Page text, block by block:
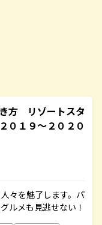
方 リゾートスタ
１９～２０２０
々を魅了します。パ
ルメも見逃せない！